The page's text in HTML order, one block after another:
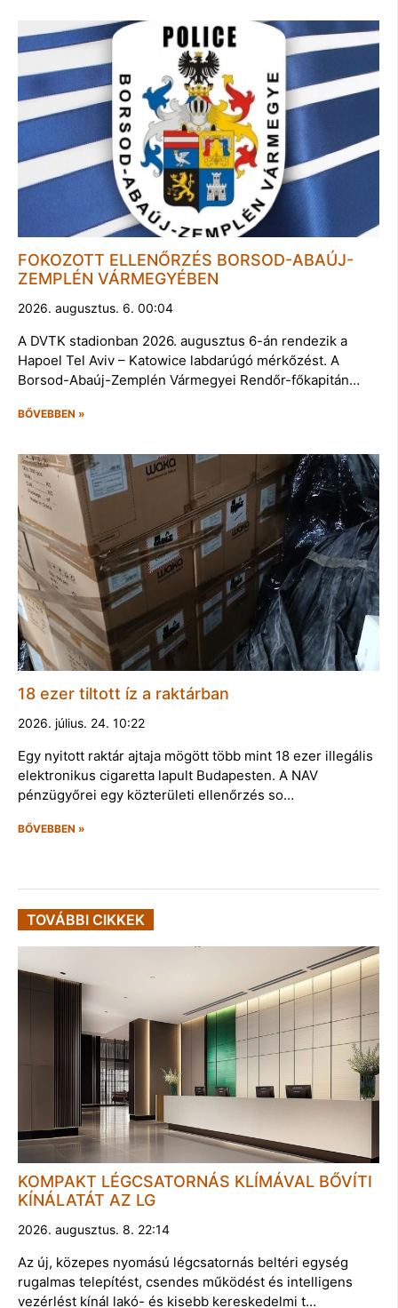
FOKOZOTT ELLENŐRZÉS BORSOD-ABAÚJ-
ZEMPLÉN VÁRMEGYÉBEN
2026. augusztus. 6. 00:04
A DVTK stadionban 2026. augusztus 6-án rendezik a
Hapoel Tel Aviv – Katowice labdarúgó mérkőzést. A
Borsod-Abaúj-Zemplén Vármegyei Rendőr-főkapitán…
BŐVEBBEN »
18 ezer tiltott íz a raktárban
2026. július. 24. 10:22
Egy nyitott raktár ajtaja mögött több mint 18 ezer illegális
elektronikus cigaretta lapult Budapesten. A NAV
pénzügyőrei egy közterületi ellenőrzés so…
BŐVEBBEN »
TOVÁBBI CIKKEK
KOMPAKT LÉGCSATORNÁS KLÍMÁVAL BŐVÍTI
KÍNÁLATÁT AZ LG
2026. augusztus. 8. 22:14
Az új, közepes nyomású légcsatornás beltéri egység
rugalmas telepítést, csendes működést és intelligens
vezérlést kínál lakó- és kisebb kereskedelmi t…